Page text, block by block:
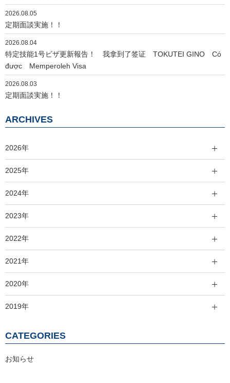
2026.08.05
定期面談実施！！
2026.08.04
特定技能1号ビザ更新報告！ 我拿到了签证 TOKUTEI GINO Có
được Memperoleh Visa
2026.08.03
定期面談実施！！
ARCHIVES
2026年
2025年
2024年
2023年
2022年
2021年
2020年
2019年
CATEGORIES
お知らせ